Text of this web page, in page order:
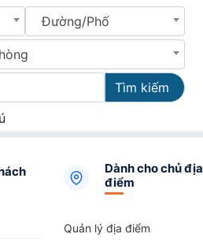
Đường/Phố
Tìm kiếm
Dành cho chủ địa
điểm
Quản lý địa điểm